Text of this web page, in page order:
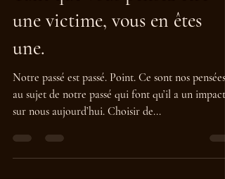
Marie Le Gall
29 janv. 2023
2 min de lecture
Tant que vous pensez être
une victime, vous en êtes
une.
Notre passé est passé. Point. Ce sont nos pensées
au sujet de notre passé qui font qu’il a un impact